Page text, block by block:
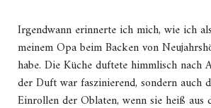
Irgendwann erinnerte ich mich, wie ich
meinem Opa beim Backen von
habe. Die Küche duftete himmlisch nach
der Duft war faszinierend, sondern auch
Einrollen der Oblaten, wenn sie heiß aus